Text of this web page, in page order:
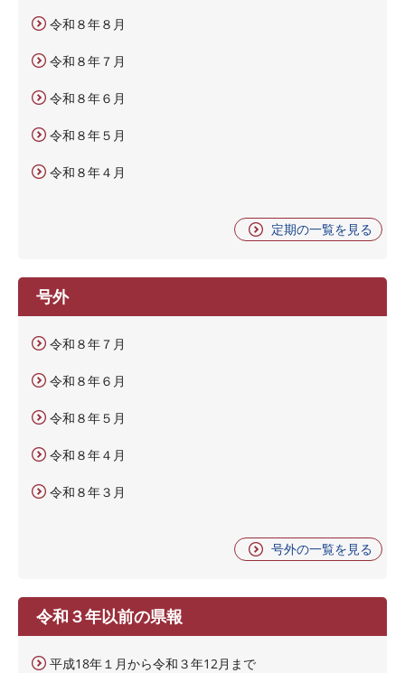
令和８年８月
令和８年７月
令和８年６月
令和８年５月
令和８年４月
定期の一覧を見る
号外
令和８年７月
令和８年６月
令和８年５月
令和８年４月
令和８年３月
号外の一覧を見る
令和３年以前の県報
平成18年１月から令和３年12月まで